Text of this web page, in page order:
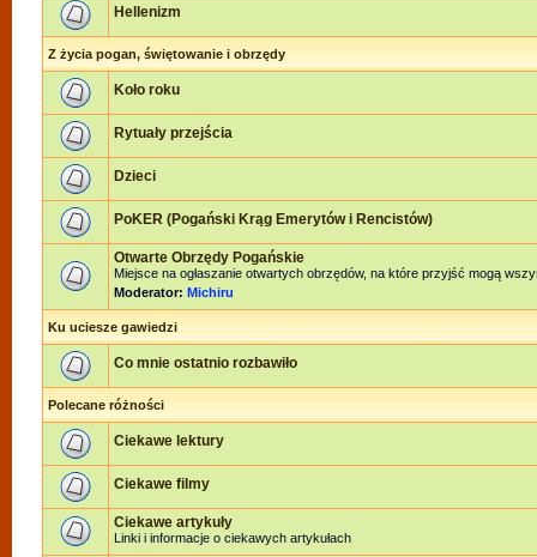
Hellenizm
Z życia pogan, świętowanie i obrzędy
Koło roku
Rytuały przejścia
Dzieci
PoKER (Pogański Krąg Emerytów i Rencistów)
Otwarte Obrzędy Pogańskie
Miejsce na ogłaszanie otwartych obrzędów, na które przyjść mogą
Moderator: Michiru
Ku uciesze gawiedzi
Co mnie ostatnio rozbawiło
Polecane różności
Ciekawe lektury
Ciekawe filmy
Ciekawe artykuły
Linki i informacje o ciekawych artykułach